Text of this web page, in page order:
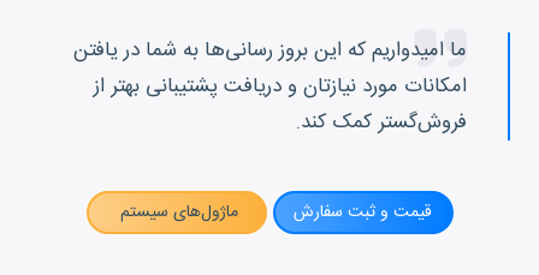
ما امیدواریم که این بروز رسانی‌ها به شما در یافتن
امکانات مورد نیازتان و دریافت پشتیبانی بهتر از
فروش‌گستر کمک کند.
قیمت و ثبت سفارش ماژول‌های سیستم